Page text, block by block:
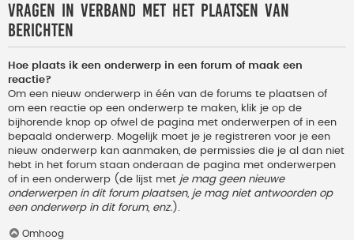
Vragen in verband met het plaatsen van
berichten
Hoe plaats ik een onderwerp in een forum of maak een
reactie?
Om een nieuw onderwerp in één van de forums te plaatsen of
om een reactie op een onderwerp te maken, klik je op de
bijhorende knop op ofwel de pagina met onderwerpen of in een
bepaald onderwerp. Mogelijk moet je je registreren voor je een
nieuw onderwerp kan aanmaken, de permissies die je al dan niet
hebt in het forum staan onderaan de pagina met onderwerpen
of in een onderwerp (de lijst met je mag geen nieuwe
onderwerpen in dit forum plaatsen, je mag niet antwoorden op
een onderwerp in dit forum, enz. ).
Omhoog